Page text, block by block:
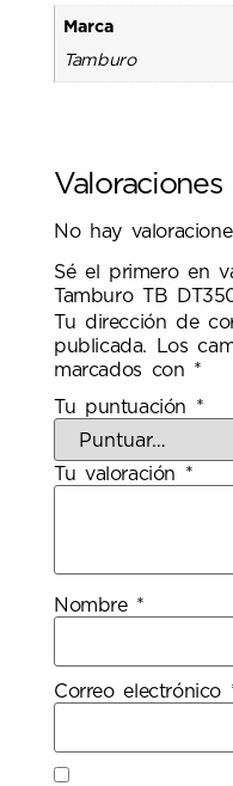
Marca
Tamburo
Valoraciones
No hay
Sé el primero en
Tamburo TB
Tu dirección de
publicada.
Los
marcados con *
Tu puntuación *
Tu valoración *
Nombre *
Correo electrónico